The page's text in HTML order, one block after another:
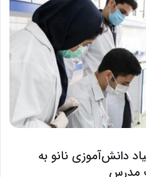
دانش‌آموزی نانو به
مدرس